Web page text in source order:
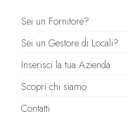
Sei un Fornitore?
Sei un Gestore di Locali?
Inserisci la tua Azienda
Scopri chi siamo
Contatti